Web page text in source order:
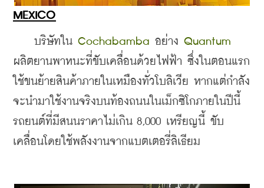
MEXICO
บริษัทใน Cochabamba อย่าง Quantum
ผลิตยานพาหนะที่ขับเคลื่อนด้วยไฟฟ้า ซึ่งในตอนแรก
ใช้ขนย้ายสินค้าภายในเหมืองทั่วโบลิเวีย หากแต่กำลัง
จะนำมาใช้งานจริงบนท้องถนนในเม็กซิโกภายในปีนี้
รถยนต์ที่มีสนนราคาไม่เกิน 8,000 เหรียญนี้ ขับ
เคลื่อนโดยใช้พลังงานจากแบตเตอรี่ลิเธียม